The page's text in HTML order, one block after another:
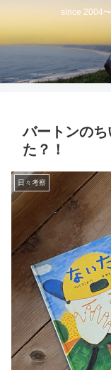
since 2004
バートンの
た？！
日々考察